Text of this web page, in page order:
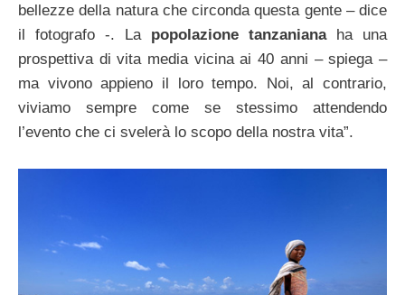
bellezze della natura che circonda questa gente – dice
il fotografo -. La popolazione tanzaniana ha una
prospettiva di vita media vicina ai 40 anni – spiega –
ma vivono appieno il loro tempo. Noi, al contrario,
viviamo sempre come se stessimo attendendo
l’evento che ci svelerà lo scopo della nostra vita”.